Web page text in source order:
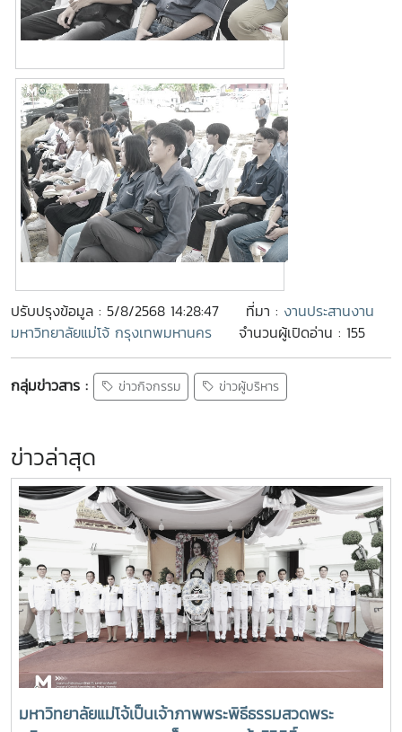
ปรับปรุงข้อมูล : 5/8/2568 14:28:47 ที่มา : งานประสานงาน
มหาวิทยาลัยแม่โจ้ กรุงเทพมหานคร
จำนวนผู้เปิดอ่าน : 155
กลุ่มข่าวสาร : ข่าวกิจกรรม ข่าวผู้บริหาร
ข่าวล่าสุด
มหาวิทยาลัยแม่โจ้เป็นเจ้าภาพพระพิธีธรรมสวดพระ